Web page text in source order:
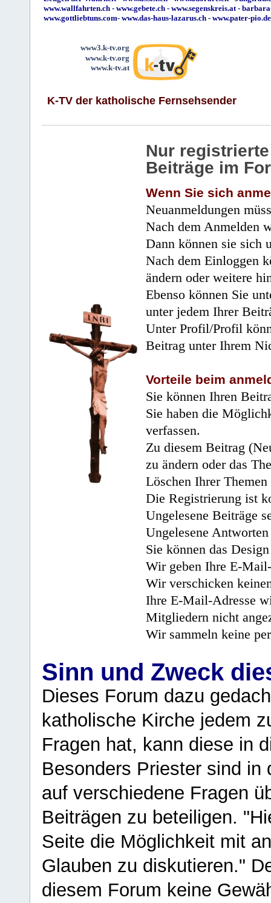
www.wallfahrten.ch - www.gebete.ch - www.segenskreis.at-
www.gottliebtuns.com- www.das-haus-lazarus.ch - www.pater-pio.de
www3.k-tv.org
www.k-tv.org
www.k-tv.at
K-TV der katholische Fernsehsender
Nur
Beiträge im
Wenn Sie sich
Neuanmeldungen
Nach dem Anmelden
Dann können sie sich
Nach dem Einloggen
ändern oder weitere
Ebenso können Sie
unter jedem Ihrer
Unter Profil/Profil
Beitrag unter Ihrem
Vorteile beim
Sie können Ihren
Sie haben die
verfassen.
Zu diesem Beitrag
zu ändern oder das
Löschen Ihrer
Die Registrierung ist
Ungelesene Beiträge
Ungelesene
Sie können das
Wir geben Ihre E-
Wir verschicken
Ihre E-Mail-Adresse
Mitgliedern nicht
Wir sammeln keine
Sinn und Zweck
Dieses Forum dazu
katholische Kirche jedem
Fragen hat, kann diese in
Besonders Priester sind in
auf verschiedene Fragen
Beiträgen zu beteiligen.
Seite die Möglichkeit mit
Glauben zu diskutieren."
diesem Forum keine